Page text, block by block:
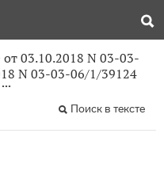
03.10.2018 N 03-03-
N 03-03-06/1/39124
Поиск в тексте